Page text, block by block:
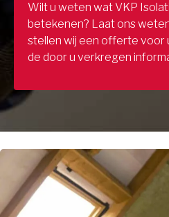
Wilt u weten wat VKP
betekenen? Laat ons
stellen wij een offerte voor
de door u verkregen